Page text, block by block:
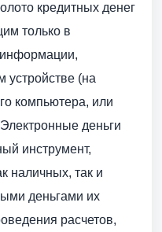
кредитных денег
только в
устройстве (на
компьютера, или
деньги
инструмент,
наличных, так и
деньгами их
расчетов,